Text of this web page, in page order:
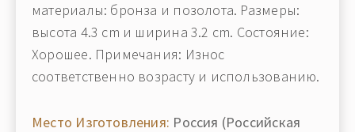
материалы: бронза и позолота. Размеры:
высота 4.3 cm и ширина 3.2 cm. Состояние:
Хорошее. Примечания: Износ
соответственно возрасту и использованию.
Место Изготовления: Россия (Российская